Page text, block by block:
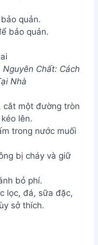
quản.
Chất: Cách
Nhà
cắt một đường tròn
lên.
trong nước muối
bị cháy và giữ
bỏ phí.
lọc, đá, sữa đặc,
sở thích.